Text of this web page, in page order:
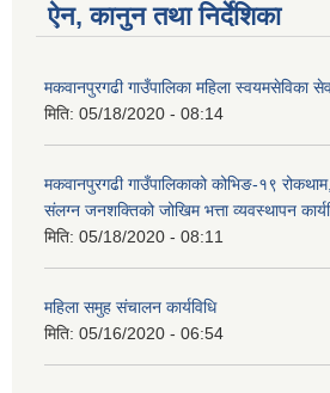
ऐन, कानुन तथा निर्देशिका
मकवानपुरगढी गाउँपालिका महिला स्वयमसेविका
मिति: 05/18/2020 - 08:14
मकवानपुरगढी गाउँपालिकाको कोभिङ-१९
संलग्न जनशक्तिको जोखिम भत्ता व्यवस्थापन
मिति: 05/18/2020 - 08:11
महिला समुह संचालन कार्यविधि
मिति: 05/16/2020 - 06:54